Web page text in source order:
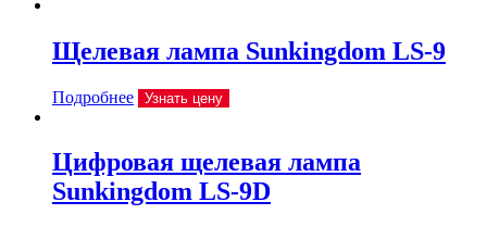
Щелевая лампа Sunkingdom LS-9
Подробнее Узнать цену
Цифровая щелевая лампа
Sunkingdom LS-9D